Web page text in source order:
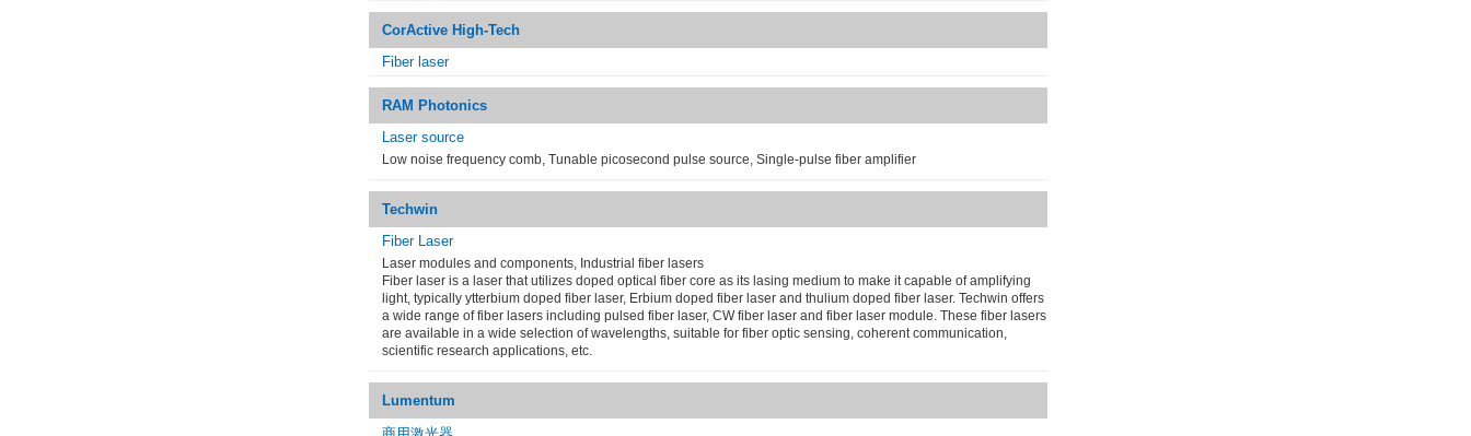
CorActive High-Tech
Fiber laser
RAM Photonics
Laser source
Low noise frequency comb, Tunable picosecond pulse source, Single-pulse fiber amplifier
Techwin
Fiber Laser
Laser modules and components, Industrial fiber lasers
Fiber laser is a laser that utilizes doped optical fiber core as its lasing medium to make it capable of amplifying
light, typically ytterbium doped fiber laser, Erbium doped fiber laser and thulium doped fiber laser. Techwin offers
a wide range of fiber lasers including pulsed fiber laser, CW fiber laser and fiber laser module. These fiber lasers
are available in a wide selection of wavelengths, suitable for fiber optic sensing, coherent communication,
scientific research applications, etc.
Lumentum